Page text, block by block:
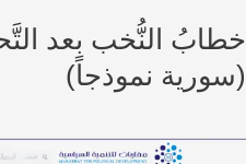
النُّخب بعد
نموذجاً)